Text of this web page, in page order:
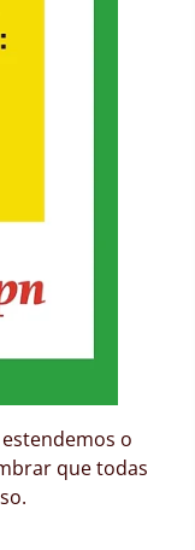
o
que todas